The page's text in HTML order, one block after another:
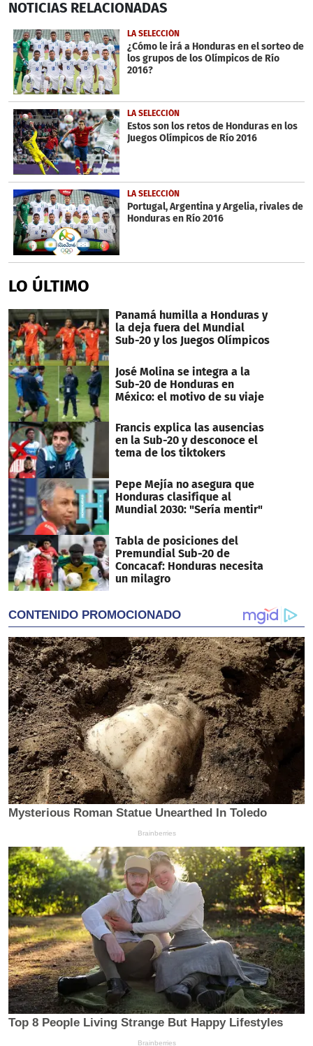
seconds
55
seconds
NOTICIAS RELACIONADAS
LA SELECCIÓN
¿Cómo le irá a Honduras en el sorteo de
los grupos de los Olímpicos de Río
2016?
LA SELECCIÓN
Estos son los retos de Honduras en los
Juegos Olímpicos de Río 2016
LA SELECCIÓN
Portugal, Argentina y Argelia, rivales de
Honduras en Río 2016
LO ÚLTIMO
Panamá humilla a Honduras y
la deja fuera del Mundial
Sub-20 y los Juegos Olímpicos
José Molina se integra a la
Sub-20 de Honduras en
México: el motivo de su viaje
Francis explica las ausencias
en la Sub-20 y desconoce el
tema de los tiktokers
Pepe Mejía no asegura que
Honduras clasifique al
Mundial 2030: "Sería mentir"
Tabla de posiciones del
Premundial Sub-20 de
Concacaf: Honduras necesita
un milagro